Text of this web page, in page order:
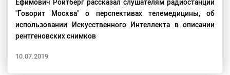
Ефимович Ройтберг рассказал слушателям радиостанции
"Говорит Москва" о перспективах телемедицины, об
использовании Искусственного Интеллекта в описании
рентгеновских снимков
10.07.2019